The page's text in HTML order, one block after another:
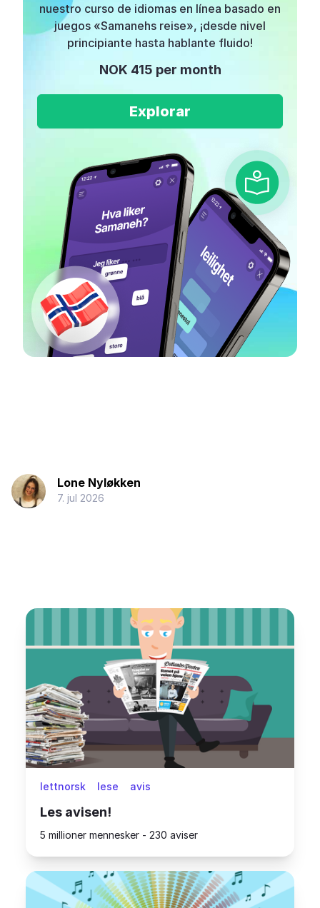
nuestro curso de idiomas en línea basado en
juegos «Samanehs reise», ¡desde nivel
principiante hasta hablante fluido!
NOK 415 per month
Explorar
Lone Nyløkken
7. jul 2026
lettnorsk lese avis
Les avisen!
5 millioner mennesker - 230 aviser